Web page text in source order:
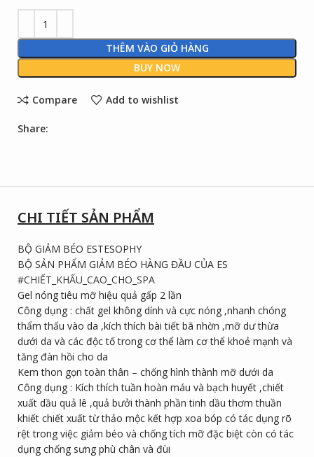
THÊM VÀO GIỎ HÀNG
BUY NOW
Compare Add to wishlist
Share:
CHI TIẾT SẢN PHẨM
BỘ GIẢM BÉO ESTESOPHY
BỘ SẢN PHẨM GIẢM BÉO HÀNG ĐẦU CỦA ES
#CHIẾT_KHẤU_CAO_CHO_SPA
Gel nóng tiêu mỡ hiệu quả gấp 2 lần
Công dụng : chất gel không dính và cực nóng ,nhanh chóng
thẩm thấu vào da ,kích thích bài tiết bã nhờn ,mỡ dư thừa
dưới da và các độc tố trong cơ thể làm cơ thể khoẻ mạnh và
tăng đàn hồi cho da
Kem thon gọn toàn thân – chống hình thành mỡ dưới da
Công dụng : Kích thích tuần hoàn máu và bạch huyết ,chiết
xuất dầu quả lê ,quả bưởi thành phần tinh dầu thơm thuần
khiết chiết xuất từ thảo mộc kết hợp xoa bóp có tác dụng rõ
rệt trong việc giảm béo và chống tích mỡ đặc biệt còn có tác
dụng chống sưng phù chân và đùi